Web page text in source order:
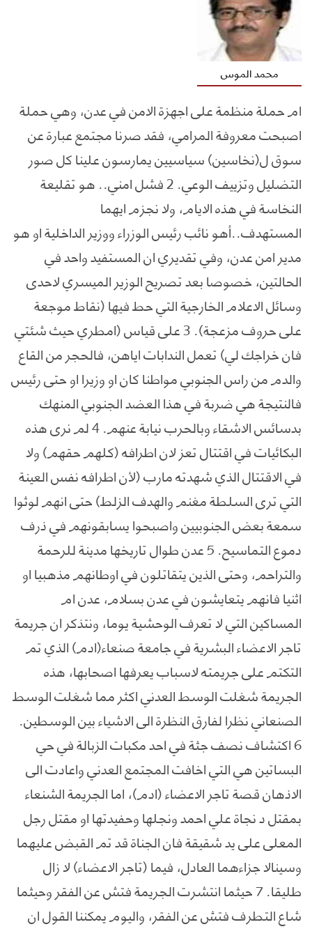
محمد الموس
ام حملة منظمة على اجهزة الامن في عدن، وهي حملة
اصبحت معروفة المرامي، فقد صرنا مجتمع عبارة عن
سوق ل(نخاسين) سياسيين يمارسون علينا كل صور
التضليل وتزييف الوعي. 2 فشل امني.. هو تقليعة
النخاسة في هذه الايام، ولا نجزم ايهما
المستهدف..أهو نائب رئيس الوزراء ووزير الداخلية او هو
مدير امن عدن، وفي تقديري ان المستفيد واحد في
الحالتين، خصوصا بعد تصريح الوزير الميسري لاحدى
وسائل الاعلام الخارجية التي حط فيها (نقاط موجعة
على حروف مزعجة). 3 على قياس (امطري حيث شئتي
فان خراجك لي) تعمل الندابات اياهن، فالحجر من القاع
والدم من راس الجنوبي مواطنا كان او وزيرا او حتى رئيس
فالنتيجة هي ضربة في هذا العضد الجنوبي المنهك
بدسائس الاشقاء وبالحرب نيابة عنهم. 4 لم نرى هذه
البكائيات في اقتتال تعز لان اطرافه (كلهم حقهم) ولا
في الاقتتال الذي شهدته مارب (لأن اطرافه نفس العينة
التي ترى السلطة مغنم والهدف الزلط) حتى انهم لوثوا
سمعة بعض الجنوبيين واصبحوا يسابقونهم في ذرف
دموع التماسيح. 5 عدن طوال تاريخها مدينة للرحمة
والتراحم، وحتى الذين يتقاتلون في اوطانهم مذهبيا او
اثنيا فانهم يتعايشون في عدن بسلام، عدن ام
المساكين التي لا تعرف الوحشية يوما، ونتذكر ان جريمة
تاجر الاعضاء البشرية في جامعة صنعاء(ادم) الذي تم
التكتم على جريمته لاسباب يعرفها اصحابها، هذه
الجريمة شغلت الوسط العدني اكثر مما شغلت الوسط
الصنعاني نظرا لفارق النظرة الى الاشياء بين الوسطين.
6 اكتشاف نصف جثة في احد مكبات الزبالة في حي
البساتين هي التي اخافت المجتمع العدني واعادت الى
الاذهان قصة تاجر الاعضاء (ادم)، اما الجريمة الشنعاء
بمقتل د نجاة علي احمد ونجلها وحفيدتها او مقتل رجل
المعلى على يد شقيقة فان الجناة قد تم القبض عليهما
وسينالا جزاءهما العادل، فيما (تاجر الاعضاء) لا زال
طليقا. 7 حيثما انتشرت الجريمة فتش عن الفقر وحيثما
شاع التطرف فتش عن الفقر، واليوم يمكننا القول ان